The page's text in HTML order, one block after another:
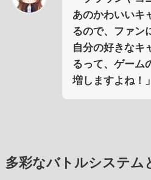
あのかわいいキ
るので、ファン
自分の好きなキ
るって、ゲーム
増しますよね！」
多彩なバトルシステム